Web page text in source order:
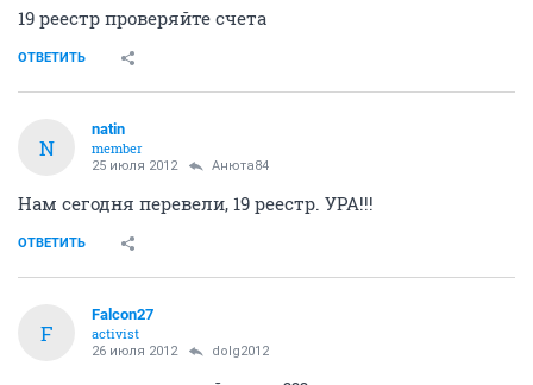
19 реестр проверяйте счета
ОТВЕТИТЬ
N
natin
member
25 июля 2012 Анюта84
Нам сегодня перевели, 19 реестр. УРА!!!
ОТВЕТИТЬ
F
Falcon27
activist
26 июля 2012 dolg2012